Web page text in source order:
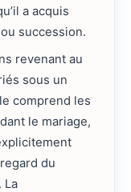
a acquis
succession.
revenant au
sous un
comprend les
le mariage,
du
La